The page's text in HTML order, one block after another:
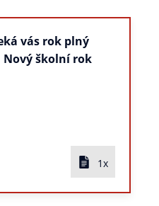
vás rok plný
Nový školní rok
1x